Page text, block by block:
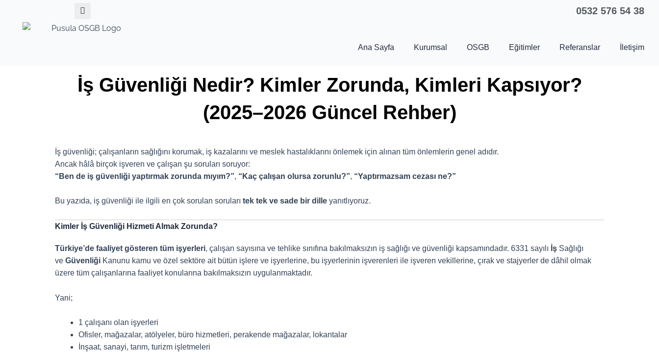
Search 0532 576 54 38
Ana Sayfa Kurumsal OSGB Eğitimler Referanslar İletişim
İş Güvenliği Nedir? Kimler Zorunda, Kimleri Kapsıyor?
(2025–2026 Güncel Rehber)
İş güvenliği; çalışanların sağlığını korumak, iş kazalarını ve meslek hastalıklarını önlemek için alınan tüm önlemlerin genel adıdır.
Ancak hâlâ birçok işveren ve çalışan şu soruları soruyor:
“Ben de iş güvenliği yaptırmak zorunda mıyım?”, “Kaç çalışan olursa zorunlu?”, “Yaptırmazsam cezası ne?”
Bu yazıda, iş güvenliği ile ilgili en çok sorulan soruları tek tek ve sade bir dille yanıtlıyoruz.
Kimler İş Güvenliği Hizmeti Almak Zorunda?
Türkiye’de faaliyet gösteren tüm işyerleri, çalışan sayısına ve tehlike sınıfına bakılmaksızın iş sağlığı ve güvenliği kapsamındadır. 6331 sayılı İş Sağlığı
ve Güvenliği Kanunu kamu ve özel sektöre ait bütün işlere ve işyerlerine, bu işyerlerinin işverenleri ile işveren vekillerine, çırak ve stajyerler de dâhil olmak
üzere tüm çalışanlarına faaliyet konularına bakılmaksızın uygulanmaktadır.
Yani;
1 çalışanı olan işyerleri
Ofisler, mağazalar, atölyeler, büro hizmetleri, perakende mağazalar, lokantalar
İnşaat, sanayi, tarım, turizm işletmeleri